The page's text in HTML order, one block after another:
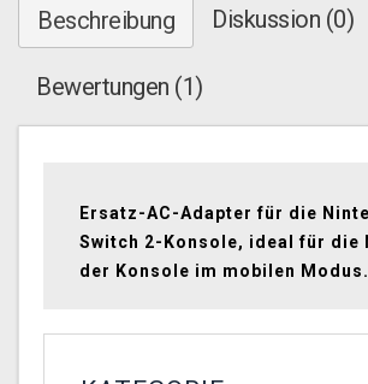
Beschreibung Diskussion (0)
Bewertungen (1)
Ersatz-AC-Adapter für die
Switch 2-Konsole, ideal für die
der Konsole im mobilen Modus.